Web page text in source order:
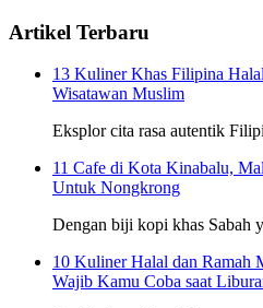
Artikel Terbaru
13 Kuliner Khas Filipina
Wisatawan Muslim
Eksplor cita rasa autentik
11 Cafe di Kota Kinabalu,
Untuk Nongkrong
Dengan biji kopi khas Sabah
10 Kuliner Halal dan Ramah
Wajib Kamu Coba saat